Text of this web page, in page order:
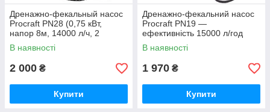
Дренажно-фекальный насос
Procraft PN28 (0,75 кВт,
напор 8м, 14000 л/ч, 2
насадки) Німеччина
В наявності
2 000 ₴
Купити
Дренажно-фекальний насос
Procraft PN19 —
ефективність 15000 л/год
Німеччина
В наявності
1 970 ₴
Купити